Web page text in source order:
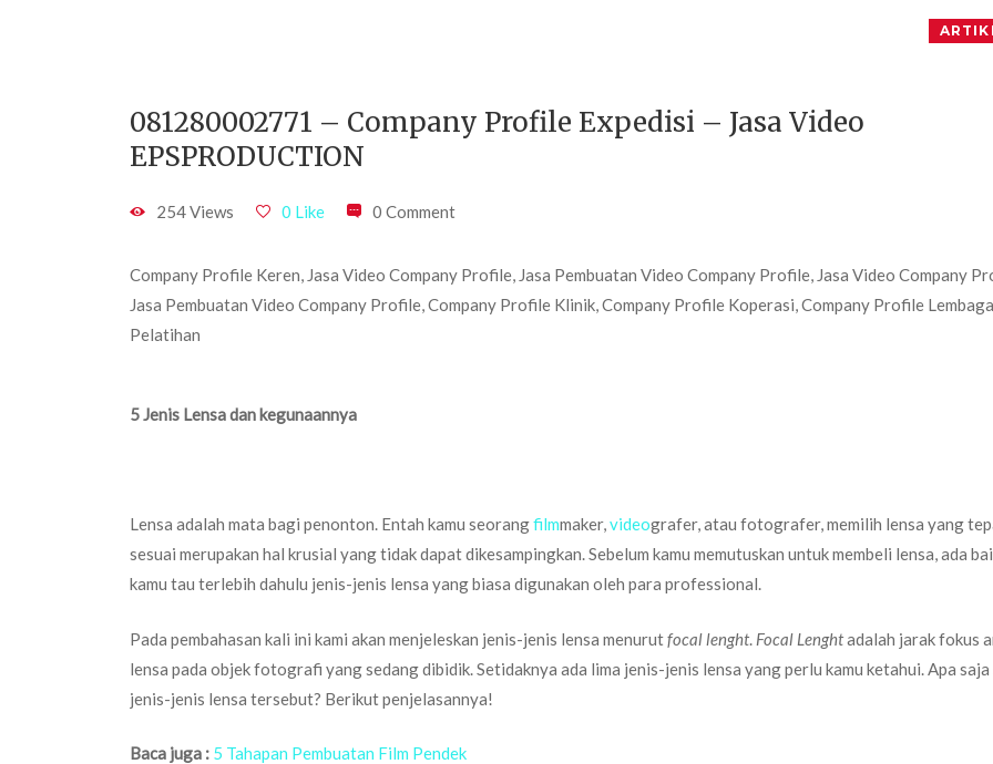
081280002771 – Company Profile Expedisi – Jasa Video
EPSPRODUCTION
254 Views 0 Like 0 Comment
Company Profile Keren, Jasa Video Company Profile, Jasa Pembuatan Video Company Profile, Jasa Video Company
Jasa Pembuatan Video Company Profile, Company Profile Klinik, Company Profile Koperasi, Company Profile Lembaga
Pelatihan
5 Jenis Lensa dan kegunaannya
Lensa adalah mata bagi penonton. Entah kamu seorangfilmmaker,videografer, atau fotografer, memilih lensa yang
sesuai merupakan hal krusial yang tidak dapat dikesampingkan. Sebelum kamu memutuskan untuk membeli lensa, ada
kamu tau terlebih dahulu jenis-jenis lensa yang biasa digunakan oleh para professional.
Pada pembahasan kali ini kami akan menjeleskan jenis-jenis lensa menurutfocal lenght Focal Lenghtadalah jarak fokus
lensa pada objek fotografi yang sedang dibidik. Setidaknya ada lima jenis-jenis lensa yang perlu kamu ketahui. Apa saja
jenis-jenis lensa tersebut? Berikut penjelasannya!
Baca juga : 5 Tahapan Pembuatan Film Pendek